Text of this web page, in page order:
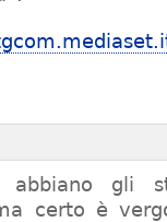
abbiano gli
certo è